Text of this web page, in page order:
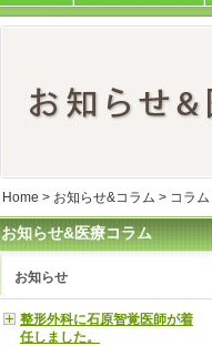
Home > お知らせ&コラム > コラム
お知らせ&医療コラム
お知らせ
整形外科に石原智覚医師が着
任しました。